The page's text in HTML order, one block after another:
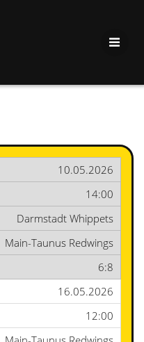
10.05.2026
14:00
Darmstadt Whippets
Main-Taunus Redwings
6:8
16.05.2026
12:00